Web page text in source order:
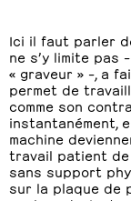
Ici il faut parler
ne s’y limite pas
« graveur » –, a
permet de
comme son
instantanément,
machine
travail patient de
sans support
sur la plaque de